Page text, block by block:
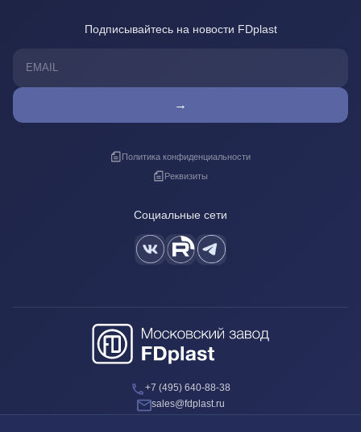
Подписывайтесь на новости FDplast
→
Политика конфиденциальности
Реквизиты
Социальные сети
+7 (495) 640-88-38
sales@fdplast.ru